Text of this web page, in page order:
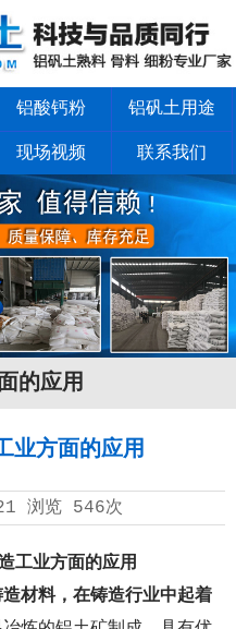
铝酸钙粉 铝矾土用途
现场视频 联系我们
的应用
业方面的应用
浏览 546次
工业方面的应用
材料，在铸造行业中起着